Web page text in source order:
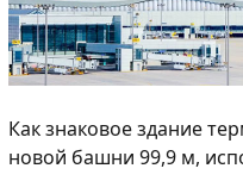
Как знаковое здание
новой башни 99,9 м,